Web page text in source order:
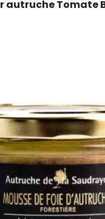
autruche Tomate